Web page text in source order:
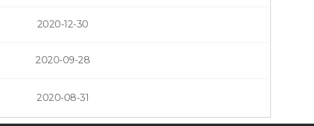
2020-12-30
2020-09-28
2020-08-31